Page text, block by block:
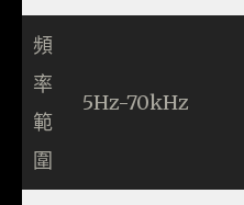
頻
率
範
圍
5Hz-70kHz